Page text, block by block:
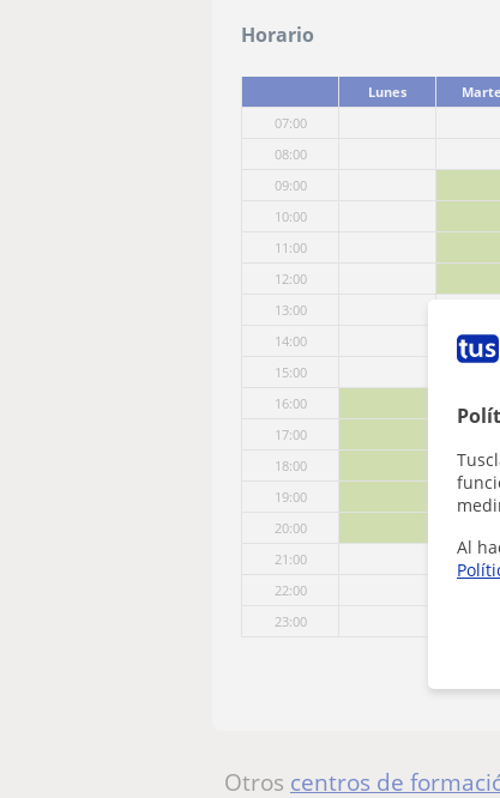
Al
Horario
Lunes
07:00
08:00
09:00
10:00
11:00
12:00
13:00
14:00
15:00
16:00
17:00
18:00
19:00
20:00
21:00
22:00
23:00
Otros centros de